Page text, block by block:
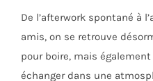
De l’afterwork spontané à
amis, on se retrouve
pour boire, mais
échanger dans une